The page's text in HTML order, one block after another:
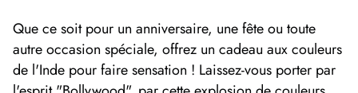
Que ce soit pour un anniversaire, une fête ou toute
autre occasion spéciale, offrez un cadeau aux couleurs
de l'Inde pour faire sensation ! Laissez-vous porter par